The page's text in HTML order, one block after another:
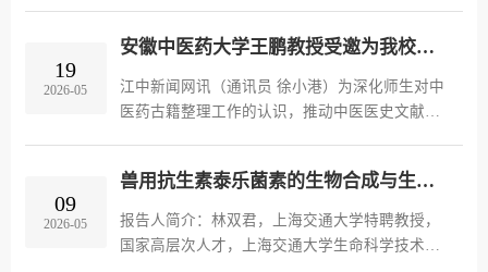
SCI论文40多篇,...
建设的实施办法》《江西省科研诚信信息管理办
法》《江西省关于加强科技伦理治理的实施意
见》等制度性文件，主导构建了江西省科研诚信
理的意见建议并进入相...
19
2026-05
安徽中医药大学王鹏教授受邀为我校师生做学术报告
江中新闻网讯（通讯员 徐小港）为深化师生对中
医药古籍整理工作的认识，推动中医医史文献学
“坚守使命 传承医脉——我国中医古籍整理研究
工作述要”的学术报告。王鹏教授从中医药古籍整
理的重大意义切入，指出在习近平总书记的领航
09
2026-05
兽用抗生素泰乐菌素的生物合成与生物制造（主讲人：林双君 上海交通大学）
报告人简介：林双君，上海交通大学特聘教授，
国家高层次人才，上海交通大学生命科学技术学